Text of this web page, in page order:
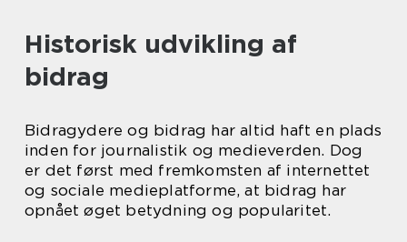
Historisk udvikling af
bidrag
Bidragydere og bidrag har altid haft en plads
inden for journalistik og medieverden. Dog
er det først med fremkomsten af internettet
og sociale medieplatforme, at bidrag har
opnået øget betydning og popularitet.